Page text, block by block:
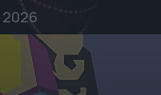
2026